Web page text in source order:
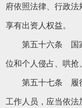
府依照法律、行政法
享有出资人权益。
第五十六条 国家
位和个人侵占、哄抢
第五十七条 履行
工作人员，应当依